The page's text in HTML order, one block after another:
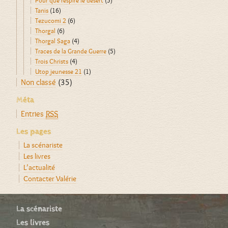
Tanis (16)
Tezucomi 2 (6)
Thorgal (6)
Thorgal Saga (4)
Traces de la Grande Guerre (5)
Trois Christs (4)
Utop jeunesse 21 (1)
Non classé (35)
Méta
Entries RSS
Les pages
La scénariste
Les livres
L’actualité
Contacter Valérie
La scénariste
Les livres